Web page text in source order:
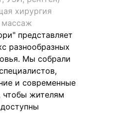
хирургия
массаж
представляет
разнообразных
Мы собрали
и современные
жителям